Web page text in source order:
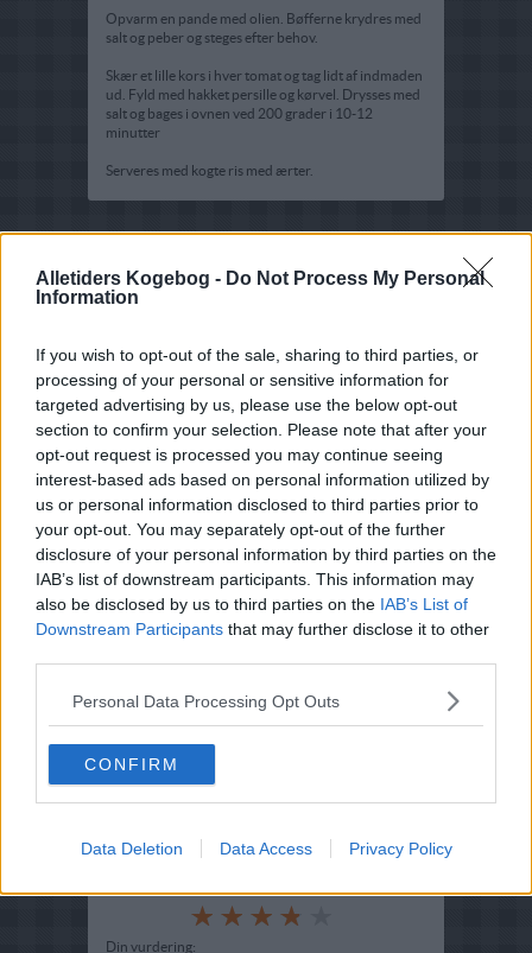
Alletiders Kogebog - Do Not Process My Personal
Information
If you wish to opt-out of the sale, sharing to third parties, or
processing of your personal or sensitive information for
targeted advertising by us, please use the below opt-out
section to confirm your selection. Please note that after your
opt-out request is processed you may continue seeing
interest-based ads based on personal information utilized by
us or personal information disclosed to third parties prior to
your opt-out. You may separately opt-out of the further
disclosure of your personal information by third parties on the
IAB’s list of downstream participants. This information may
also be disclosed by us to third parties on the IAB’s List of
Downstream Participants that may further disclose it to other
Personal Data Processing Opt Outs
CONFIRM
Data Deletion Data Access Privacy Policy
Opvarm en pande med olien. Bøfferne krydres med
salt og peber og steges efter behov.
Skær et lille kors i hver tomat og tag lidt af indmaden
ud. Fyld med hakket persille og kørvel. Drysses med
salt og bages i ovnen ved 200 grader i 10-12
minutter
Serveres med kogte ris med ærter.
Opskriftsinfo
Hovedingrediens :Oksekød-Bøf af oksefilet
Indsendt :2002-04-17
Redigeret:2025-12-29
Bedøm retten
Din vurdering: